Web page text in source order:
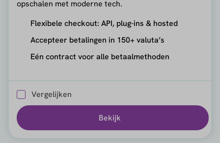
opschalen met moderne tech.
Flexibele checkout: API, plug-ins & hosted
Accepteer betalingen in 150+ valuta’s
Eén contract voor alle betaalmethoden
Vergelijken
Bekijk